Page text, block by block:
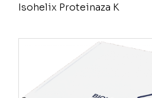
Isohelix Proteinaza K